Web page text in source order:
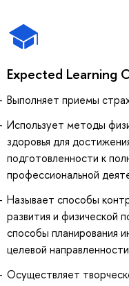
Expected Learning
Выполняет приемы
Использует методы
здоровья для
подготовленности к
профессиональной
Называет способы
развития и физической
способы планирования
целевой направленности
Осуществляет